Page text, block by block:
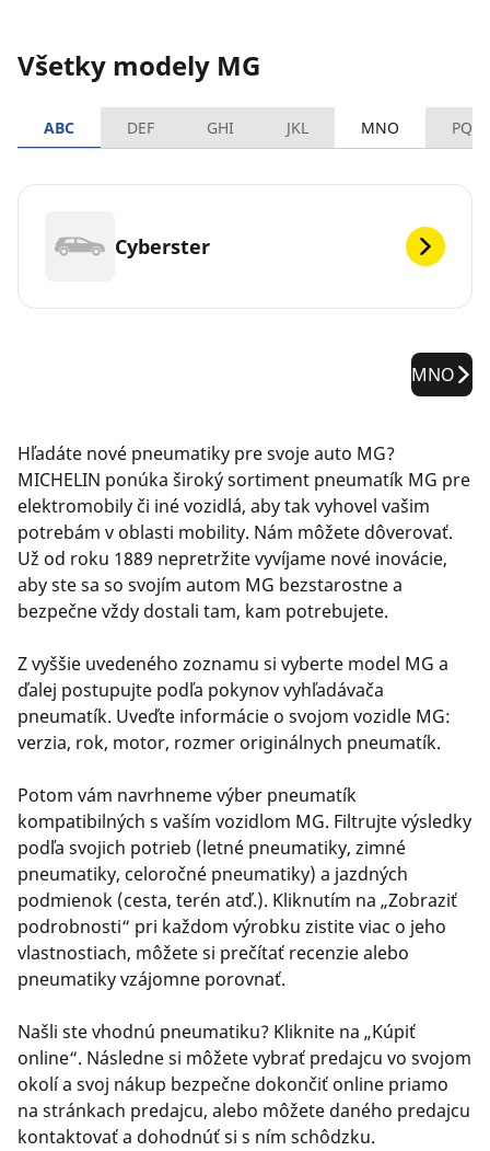
Všetky modely MG
ABC DEF GHI JKL MNO PQRS
Cyberster
MNO
Hľadáte nové pneumatiky pre svoje auto MG?
MICHELIN ponúka široký sortiment pneumatík MG pre
elektromobily či iné vozidlá, aby tak vyhovel vašim
potrebám v oblasti mobility. Nám môžete dôverovať.
Už od roku 1889 nepretržite vyvíjame nové inovácie,
aby ste sa so svojím autom MG bezstarostne a
bezpečne vždy dostali tam, kam potrebujete.
Z vyššie uvedeného zoznamu si vyberte model MG a
ďalej postupujte podľa pokynov vyhľadávača
pneumatík. Uveďte informácie o svojom vozidle MG:
verzia, rok, motor, rozmer originálnych pneumatík.
Potom vám navrhneme výber pneumatík
kompatibilných s vaším vozidlom MG. Filtrujte výsledky
podľa svojich potrieb (letné pneumatiky, zimné
pneumatiky, celoročné pneumatiky) a jazdných
podmienok (cesta, terén atď.). Kliknutím na „Zobraziť
podrobnosti“ pri každom výrobku zistite viac o jeho
vlastnostiach, môžete si prečítať recenzie alebo
pneumatiky vzájomne porovnať.
Našli ste vhodnú pneumatiku? Kliknite na „Kúpiť
online“. Následne si môžete vybrať predajcu vo svojom
okolí a svoj nákup bezpečne dokončiť online priamo
na stránkach predajcu, alebo môžete daného predajcu
kontaktovať a dohodnúť si s ním schôdzku.